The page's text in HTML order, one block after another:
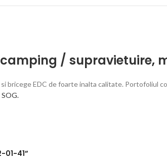
/ supravietuire,
EDC de foarte inalta calitate. Portofoliul
01-41”